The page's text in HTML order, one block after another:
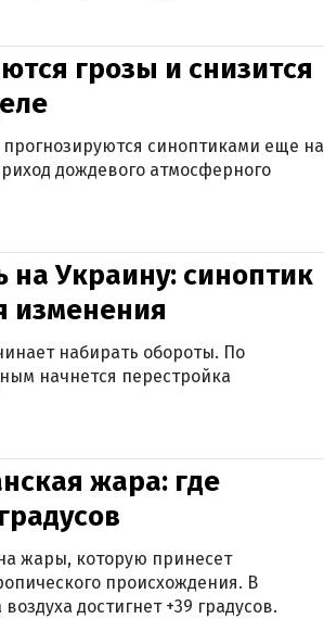
грозы и снизится
синоптиками еще на
дождевого атмосферного
Украину: синоптик
изменения
набирать обороты. По
начнется перестройка
жара: где
жары, которую принесет
происхождения. В
достигнет +39 градусов.